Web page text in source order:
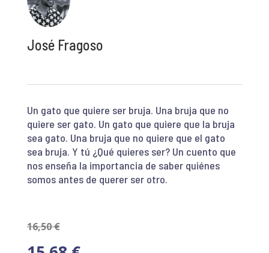
José Fragoso
Un gato que quiere ser bruja. Una bruja que no
quiere ser gato. Un gato que quiere que la bruja
sea gato. Una bruja que no quiere que el gato
sea bruja. Y tú ¿Qué quieres ser? Un cuento que
nos enseña la importancia de saber quiénes
somos antes de querer ser otro.
16,50€